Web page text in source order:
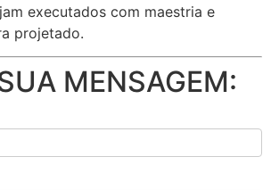
executados com maestria e
projetado.
MENSAGEM: